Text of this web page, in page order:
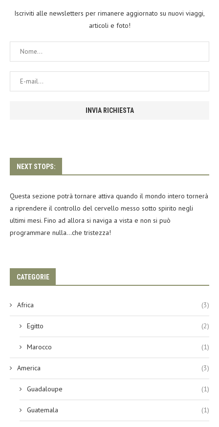
Iscriviti alle newsletters per rimanere aggiornato su nuovi viaggi,
articoli e foto!
NEXT STOPS:
Questa sezione potrà tornare attiva quando il mondo intero tornerà
a riprendere il controllo del cervello messo sotto spirito negli
ultimi mesi. Fino ad allora si naviga a vista e non si può
programmare nulla…che tristezza!
CATEGORIE
Africa (3)
Egitto (2)
Marocco (1)
America (3)
Guadaloupe (1)
Guatemala (1)